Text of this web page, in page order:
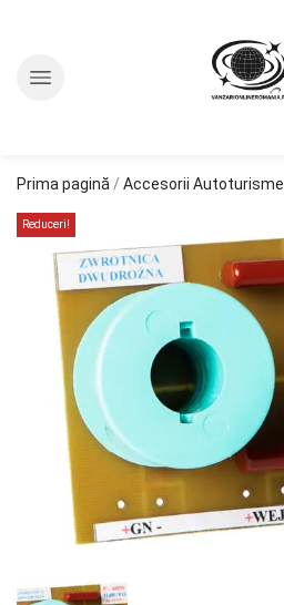
Prima pagină / Accesorii Autoturisme
Reduceri!